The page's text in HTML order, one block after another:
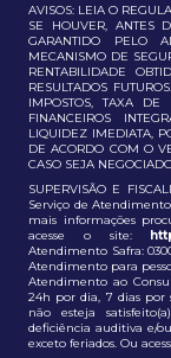
AVISOS: LEIA O
SE HOUVER, ANTES
GARANTIDO PELO
MECANISMO DE
RENTABILIDADE
RESULTADOS
IMPOSTOS, TAXA
FINANCEIROS
LIQUIDEZ IMEDIATA,
DE ACORDO COM O
CASO SEJA
SUPERVISÃO E
Serviço de
mais informações
acesse o site:
Atendimento Safra:
Atendimento para
Atendimento ao
24h por dia, 7 dias por
não esteja
deficiência auditiva e/
exceto feriados. Ou